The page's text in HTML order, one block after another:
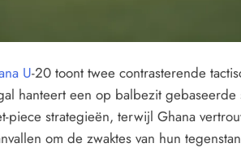
U-20 toont twee contrasterende
hanteert een op balbezit
piece strategieën, terwijl Ghana
om de zwaktes van hun